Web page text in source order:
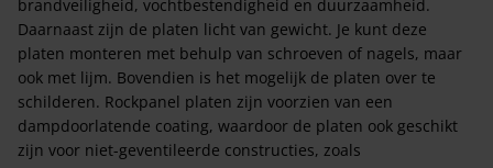
brandveiligheid, vochtbestendigheid en duurzaamheid.
Daarnaast zijn de platen licht van gewicht. Je kunt deze
platen monteren met behulp van schroeven of nagels, maar
ook met lijm. Bovendien is het mogelijk de platen over te
schilderen. Rockpanel platen zijn voorzien van een
dampdoorlatende coating, waardoor de platen ook geschikt
zijn voor niet-geventileerde constructies, zoals